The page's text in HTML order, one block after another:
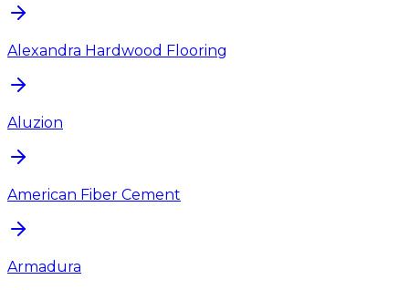
Alexandra Hardwood Flooring
Aluzion
American Fiber Cement
Armadura